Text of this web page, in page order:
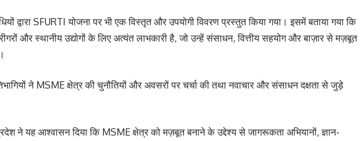
द्वारा SFURTI योजना पर भी एक विस्तृत और उपयोगी विवरण प्रस्तुत किया गया। इसमें बताया गया कि
और स्थानीय उद्योगों के लिए अत्यंत लाभकारी है, जो उन्हें संसाधन, वित्तीय सहयोग और बाज़ार से मज़बूत
ने MSME क्षेत्र की चुनौतियों और अवसरों पर चर्चा की तथा नवाचार और संसाधन दक्षता से जुड़े
ने यह आश्वासन दिया कि MSME क्षेत्र को मज़बूत बनाने के उद्देश्य से जागरूकता अभियानों, ज्ञान-